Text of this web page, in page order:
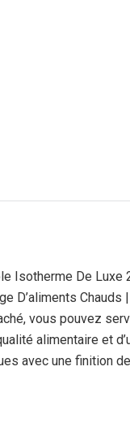
Isotherme De
D’aliments
vous pouvez
alimentaire et
avec une finition